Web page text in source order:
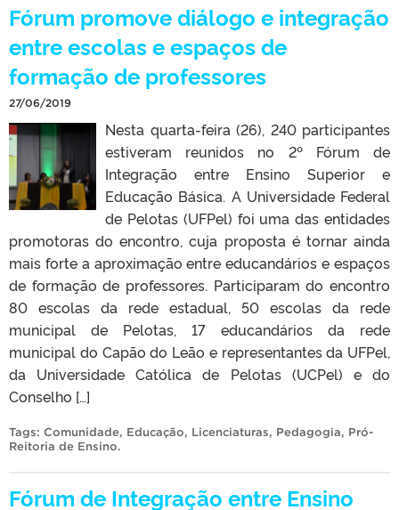
Fórum promove diálogo e integração
entre escolas e espaços de
formação de professores
27/06/2019
Nesta quarta-feira (26), 240 participantes
estiveram reunidos no 2º Fórum de
Integração entre Ensino Superior e
Educação Básica. A Universidade Federal
de Pelotas (UFPel) foi uma das entidades
promotoras do encontro, cuja proposta é tornar ainda
mais forte a aproximação entre educandários e espaços
de formação de professores. Participaram do encontro
80 escolas da rede estadual, 50 escolas da rede
municipal de Pelotas, 17 educandários da rede
municipal do Capão do Leão e representantes da UFPel,
da Universidade Católica de Pelotas (UCPel) e do
Conselho […]
Tags: Comunidade, Educação, Licenciaturas, Pedagogia, Pró-
Reitoria de Ensino.
Fórum de Integração entre Ensino